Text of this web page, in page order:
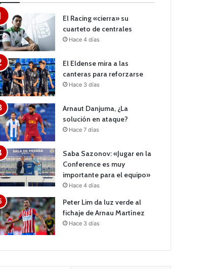
El Racing «cierra» su
cuarteto de centrales
Hace 4 días
El Eldense mira a las
canteras para reforzarse
Hace 3 días
Arnaut Danjuma, ¿La
solución en ataque?
Hace 7 días
Saba Sazonov: «Jugar en la
Conference es muy
importante para el equipo»
Hace 4 días
Peter Lim da luz verde al
fichaje de Arnau Martínez
Hace 3 días